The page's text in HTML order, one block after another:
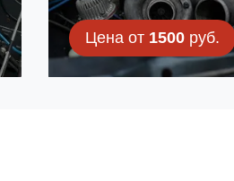
Цена от 1500руб.